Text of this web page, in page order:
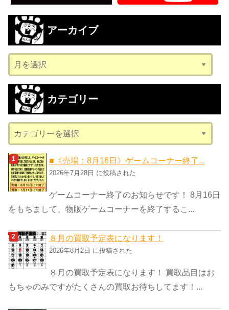
アーカイブ
ー
カ
ブ
カテゴリー
テ
ゴ
リ
ー
■《売場：8月16日》ゲームコーナー終了...
2026年7月28日 に投稿された
ゲームコーナー終了のお知らせです！ 8月16日
をもちまして、物販ゲームコーナーを終了するこ...
８月の買取予定表になります！
2026年8月2日 に投稿された
８月の買取予定表になります！ 買取品目はお
もちゃのみですがたくさんの買取お待ちしてます！...